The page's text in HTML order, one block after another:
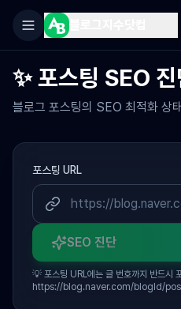
✨ 포스팅 SEO
블로그 포스팅의 SEO 최적화 상
포스팅 URL
SEO 진단
💡 포스팅 URL에는 글 번호까지 반드시
https://blog.naver.com/blogId/